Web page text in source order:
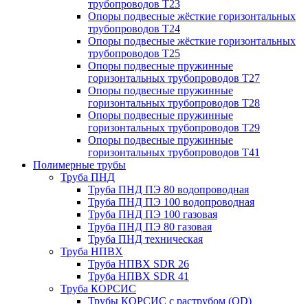
трубопроводов Т23
Опоры подвесные жёсткие горизонтальных
трубопроводов Т24
Опоры подвесные жёсткие горизонтальных
трубопроводов Т25
Опоры подвесные пружинные
горизонтальных трубопроводов Т27
Опоры подвесные пружинные
горизонтальных трубопроводов Т28
Опоры подвесные пружинные
горизонтальных трубопроводов Т29
Опоры подвесные пружинные
горизонтальных трубопроводов Т41
Полимерные трубы
Труба ПНД
Труба ПНД ПЭ 80 водопроводная
Труба ПНД ПЭ 100 водопроводная
Труба ПНД ПЭ 100 газовая
Труба ПНД ПЭ 80 газовая
Труба ПНД техническая
Труба НПВХ
Труба НПВХ SDR 26
Труба НПВХ SDR 41
Труба КОРСИС
Трубы КОРСИС с раструбом (OD)